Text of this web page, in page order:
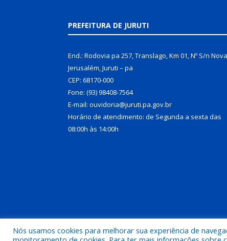
PREFEITURA DE JURUTI
End.: Rodovia pa 257, Translago, Km 01, Nº S/n Nova
Jerusalém, Juruti – pa
CEP: 68170-000
Fone: (93) 98408-7564
E-mail: ouvidoria@juruti.pa.gov.br
Horário de atendimento: de Segunda a sexta das
08:00h às 14:00h
Todos os direitos reservados a Prefeitura
Nós usamos cookies para melhorar sua experiência de